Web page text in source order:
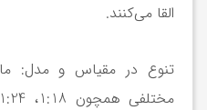
القا می‌کنند.
تنوع در مقیاس و مدل: